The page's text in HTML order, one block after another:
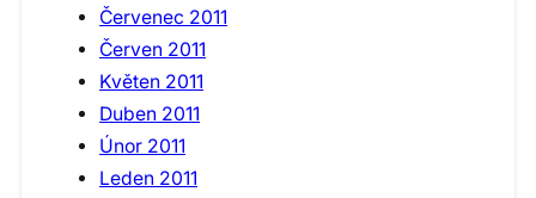
Červenec 2011
Červen 2011
Květen 2011
Duben 2011
Únor 2011
Leden 2011